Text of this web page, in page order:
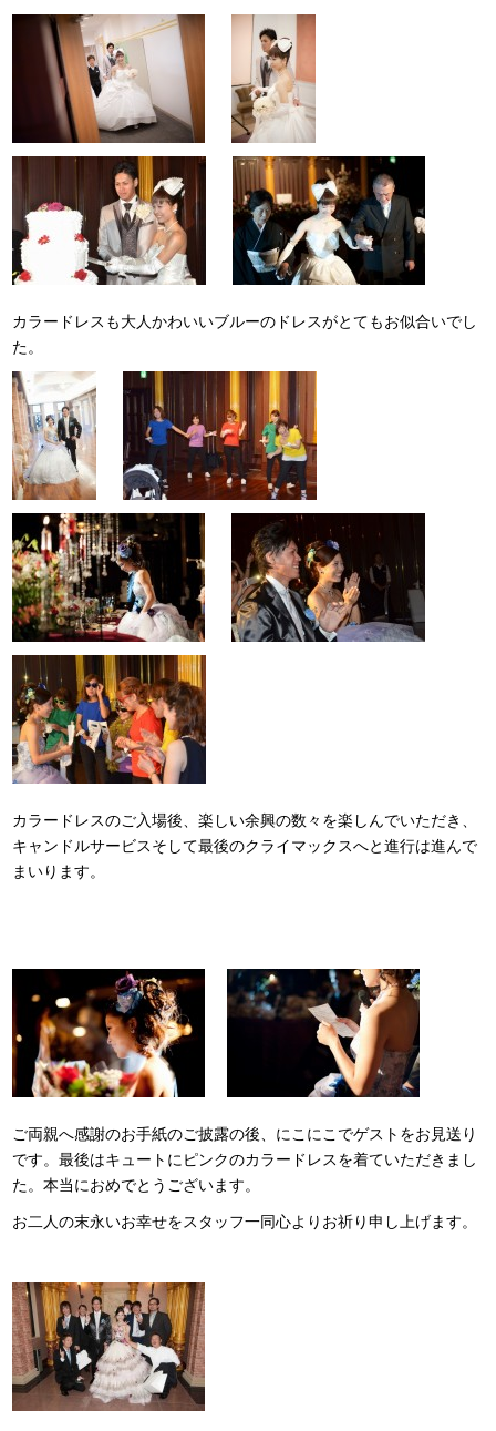
カラードレスも大人かわいいブルーのドレスがとてもお似合いでし
た。
カラードレスのご入場後、楽しい余興の数々を楽しんでいただき、
キャンドルサービスそして最後のクライマックスへと進行は進んで
まいります。
ご両親へ感謝のお手紙のご披露の後、にこにこでゲストをお見送り
です。最後はキュートにピンクのカラードレスを着ていただきまし
た。本当におめでとうございます。
お二人の末永いお幸せをスタッフ一同心よりお祈り申し上げます。